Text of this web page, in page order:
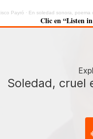
Payró · En soledad sonora, poema
Clic en “Listen